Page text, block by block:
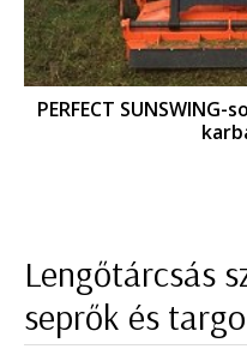
PERFECT
Lengőtárcsás
seprők és